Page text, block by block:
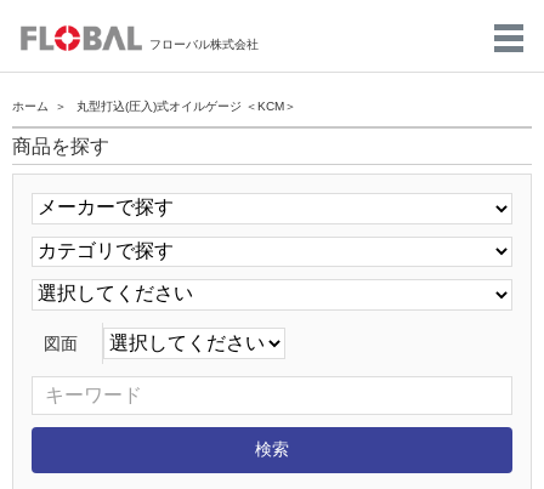
フローバル株式会社
ホーム 丸型打込(圧入)式オイルゲージ ＜KCM＞
商品を探す
図面